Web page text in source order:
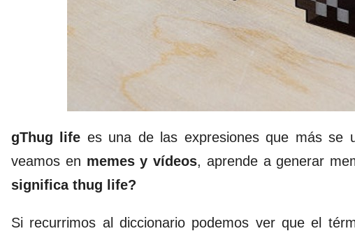
gThug life es una de las expresiones que más se
veamos en memes y vídeos, aprende a generar
significa thug life?
Si recurrimos al diccionario podemos ver que el